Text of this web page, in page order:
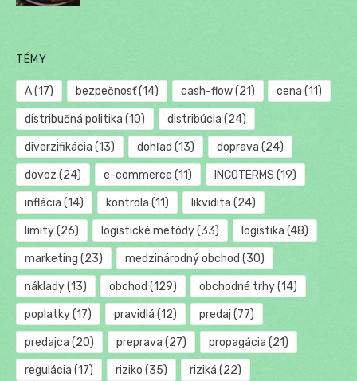
TÉMY
A(17) bezpečnosť(14) cash-flow(21) cena (11)
distribučná politika (10) distribúcia (24)
diverzifikácia (13) dohľad (13) doprava (24)
dovoz (24) e-commerce (11) INCOTERMS (19)
inflácia (14) kontrola (11) likvidita (24)
limity(26) logistické metódy(33) logistika (48)
marketing (23) medzinárodný obchod (30)
náklady(13) obchod (129) obchodné trhy(14)
poplatky(17) pravidlá (12) predaj (77)
predajca (20) preprava (27) propagácia (21)
regulácia (17) riziko (35) riziká (22)